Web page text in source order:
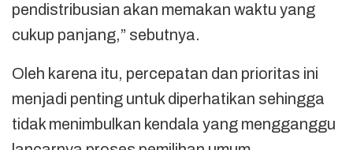
pendistribusian akan memakan waktu yang
cukup panjang,” sebutnya.
Oleh karena itu, percepatan dan prioritas ini
menjadi penting untuk diperhatikan sehingga
tidak menimbulkan kendala yang mengganggu